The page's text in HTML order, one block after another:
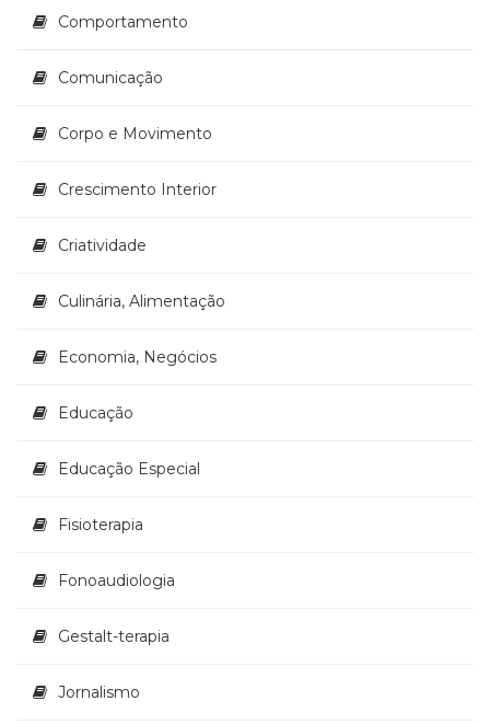
Televisão
africanos
Terapia
(21)
RH
Turismo
Vida
Comportamento
Comunicação
Corpo e Movimento
Crescimento Interior
Criatividade
Culinária, Alimentação
Economia, Negócios
Educação
Educação Especial
Fisioterapia
Fonoaudiologia
Gestalt-terapia
Jornalismo